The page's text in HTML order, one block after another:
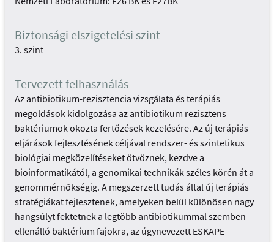
Biztonsági elszigetelési szint
3. szint
Tervezett felhasználás
Az antibiotikum-rezisztencia vizsgálata és terápiás
megoldások kidolgozása az antibiotikum rezisztens
baktériumok okozta fertőzések kezelésére. Az új terápiás
eljárások fejlesztésének céljával rendszer- és szintetikus
biológiai megközelítéseket ötvöznek, kezdve a
bioinformatikától, a genomikai technikák széles körén át a
genommérnökségig. A megszerzett tudás által új terápiás
stratégiákat fejlesztenek, amelyeken belül különösen nagy
hangsúlyt fektetnek a legtöbb antibiotikummal szemben
ellenálló baktérium fajokra, az úgynevezett ESKAPE